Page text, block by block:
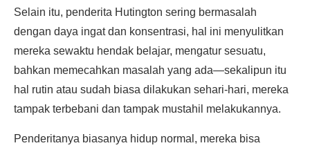
Selain itu, penderita Hutington sering bermasalah
dengan daya ingat dan konsentrasi, hal ini menyulitkan
mereka sewaktu hendak belajar, mengatur sesuatu,
bahkan memecahkan masalah yang ada—sekalipun itu
hal rutin atau sudah biasa dilakukan sehari-hari, mereka
tampak terbebani dan tampak mustahil melakukannya.
Penderitanya biasanya hidup normal, mereka bisa